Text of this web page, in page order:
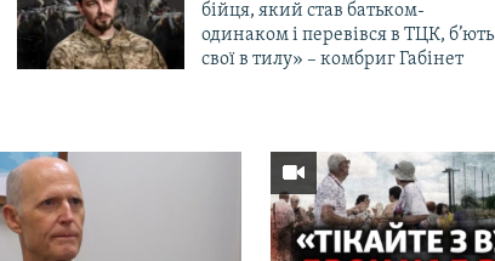
бійця, який став батьком-
одинаком і перевівся в ТЦК, б’ють
свої в тилу» – комбриг Габінет